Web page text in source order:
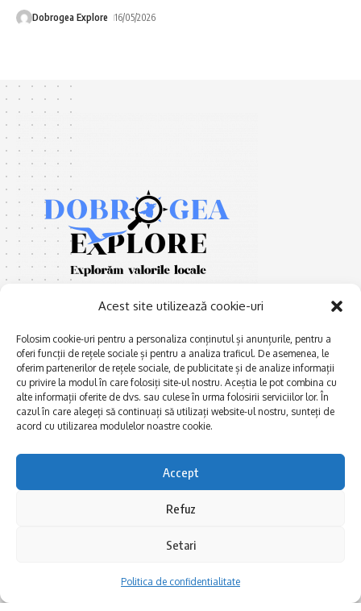
Acest site utilizează cookie-uri
Folosim cookie-uri pentru a personaliza conținutul și anunțurile, pentru a
oferi funcții de rețele sociale și pentru a analiza traficul. De asemenea, le
oferim partenerilor de rețele sociale, de publicitate și de analize informații
cu privire la modul în care folosiți site-ul nostru. Aceștia le pot combina cu
alte informații oferite de dvs. sau culese în urma folosirii serviciilor lor. În
cazul în care alegeți să continuați să utilizați website-ul nostru, sunteți de
acord cu utilizarea modulelor noastre cookie.
Accept
Refuz
Setari
Politica de confidentialitate
Dobrogea Explore 16/05/2026
E xplorăm Dobrogea,
Explorăm valorile locale:
Deltă, Litoral, cele mai mari
biserici și mănăstiri, cele mai
FRUMOASE POVEȘTI.
Afaceri și meșteșuguri
Actualitate